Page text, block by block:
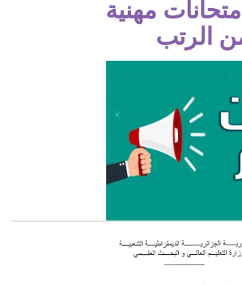
مهنية
الرتب